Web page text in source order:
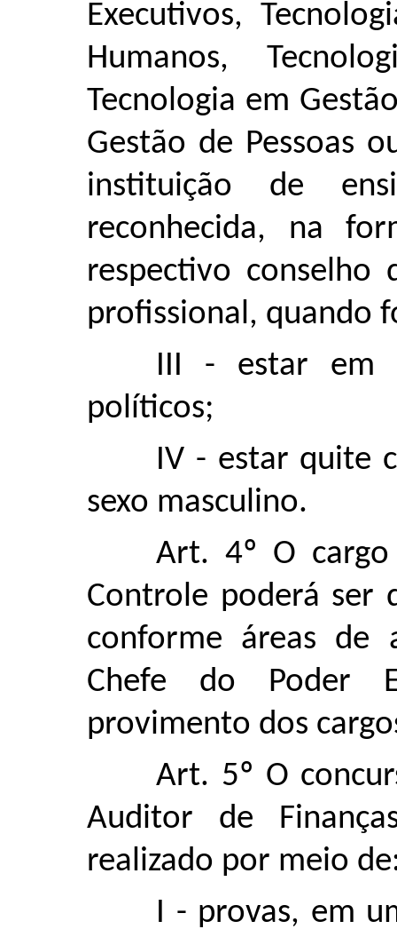
Executivos,
Humanos,
Tecnologia em
Gestão de Pessoas
instituição de
reconhecida, na
respectivo conselho
profissional, quando
III - estar em
políticos;
IV - estar quite
sexo masculino.
Art. 4º O
Controle poderá ser
conforme áreas de
Chefe do Poder
provimento dos
Art. 5º O
Auditor de
realizado por meio
I - provas, em